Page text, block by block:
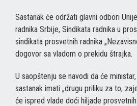
Sastanak će održati glavni odbori
radnika Srbije, Sindikata radnika u
sindikata prosvetnih radnika
dogovor sa vladom o prekidu štrajka.
U saopštenju se navodi da će
sastanak imati „drugu priliku za to,
će ispred vlade doći hiljade